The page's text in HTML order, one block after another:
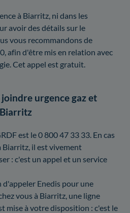
à Biarritz, ni dans les
avoir des détails sur le
vous recommandons de
afin d'être mis en relation avec
Cet appel est gratuit.
urgence gaz et
est le 0 800 47 33 33. En cas
Biarritz, il est vivement
: c'est un appel et un service
d'appeler Enedis pour une
vous à Biarritz, une ligne
mise à votre disposition : c'est le